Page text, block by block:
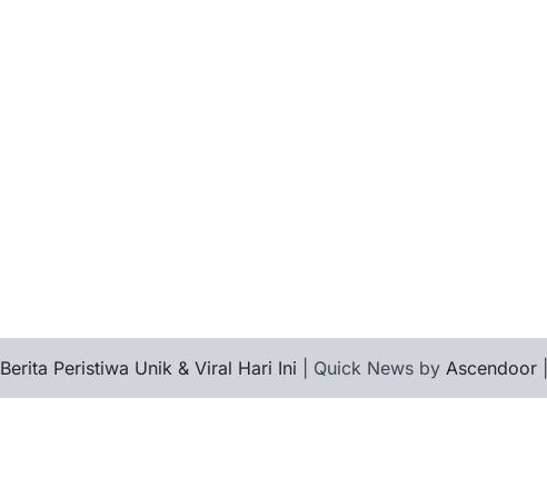
Berita Peristiwa Unik & Viral Hari Ini | Quick News by Ascendoor